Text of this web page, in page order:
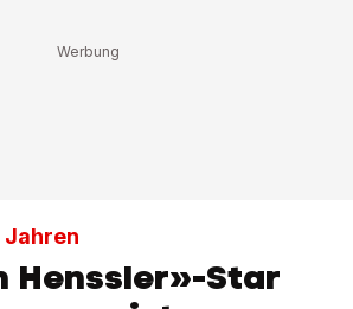
Jahren
Henssler»-Star